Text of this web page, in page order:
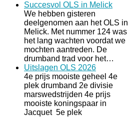
Succesvol OLS in Melick
We hebben gisteren
deelgenomen aan het OLS in
Melick. Met nummer 124 was
het lang wachten voordat we
mochten aantreden. De
drumband trad voor het…
Uitslagen OLS 2026
4e prijs mooiste geheel 4e
plek drumband 2e divisie
marswedstrijden 4e prijs
mooiste koningspaar in
Jacquet 5e plek